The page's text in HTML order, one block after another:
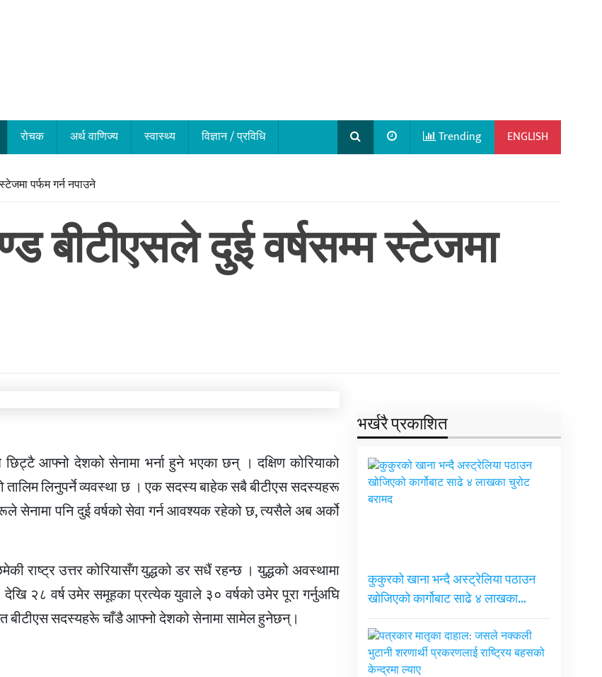
रोचक अर्थ वाणिज्य स्वास्थ्य विज्ञान / प्रविधि Trending ENGLISH
पर्फम गर्न नपाउने
बीटीएसले दुई वर्षसम्म स्टेजमा
आफ्नो देशको सेनामा भर्ना हुने भएका छन् । दक्षिण कोरियाको
तालिम लिनुपर्ने व्यवस्था छ । एक सदस्य बाहेक सबै बीटीएस सदस्यहरू
सेनामा पनि दुई वर्षको सेवा गर्न आवश्यक रहेको छ, त्यसैले अब अर्को
राष्ट्र उत्तर कोरियासँग युद्धको डर सधैं रहन्छ । युद्धको अवस्थामा
२८ वर्ष उमेर समूहका प्रत्येक युवाले ३० वर्षको उमेर पूरा गर्नुअघि
बीटीएस सदस्यहरूे चाँडै आफ्नो देशको सेनामा सामेल हुनेछन्।
भर्खरै प्रकाशित
कुकुरको खाना भन्दै अस्ट्रेलिया पठाउन
खोजिएको कार्गोबाट साढे ४ लाखका…